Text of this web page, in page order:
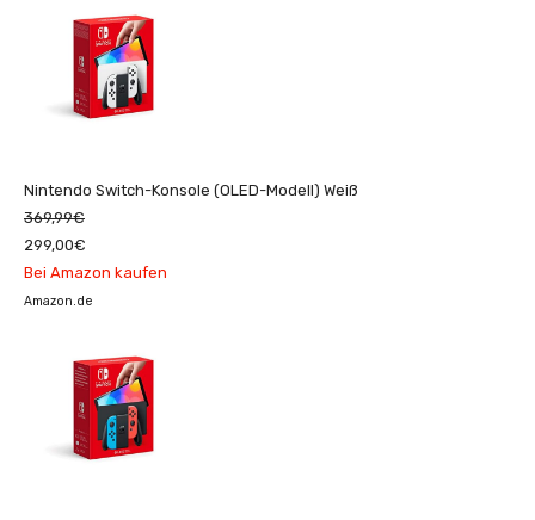
Nintendo Switch-Konsole (OLED-Modell) Weiß
369,99€
299,00€
Bei Amazon kaufen
Amazon.de